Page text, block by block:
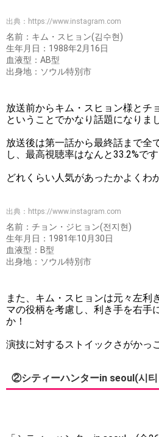
出典： https://www.instagram.com
名前：キム・スヒョン(김수현)
生年月日：1988年2月16日
血液型：AB型
出身地：ソウル特別市
放送前からキム・スヒョン様とチ
ということでかなり話題になりま
放送後は第一話から最終話まで全
し、最高視聴率はなんと33.2%で
どれくらい人気があったかよくわ
出典： https://www.instagram.com
名前：チョン・ジヒョン(전지현)
生年月日：1981年10月30日
血液型：B型
出身地：ソウル特別市
また、キム・スヒョンは元々左利
マの役柄を考慮し、利き手を右手
か！
演技に対するストイックさがかっ
②シティーハンターin seoul(시